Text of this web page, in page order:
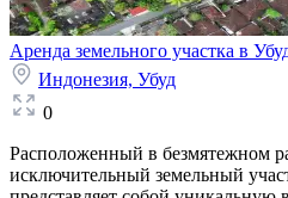
Аренда земельного участка в
Индонезия, Убуд
0
Расположенный в безмятежном
исключительный земельный